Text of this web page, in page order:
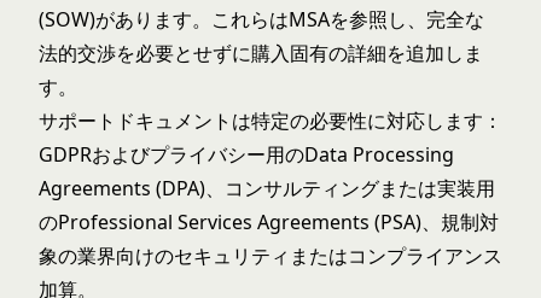
(SOW)があります。これらはMSAを参照し、完全な
法的交渉を必要とせずに購入固有の詳細を追加しま
す。
サポートドキュメントは特定の必要性に対応します：
GDPRおよびプライバシー用のData Processing
Agreements (DPA)、コンサルティングまたは実装用
のProfessional Services Agreements (PSA)、規制対
象の業界向けのセキュリティまたはコンプライアンス
加算。